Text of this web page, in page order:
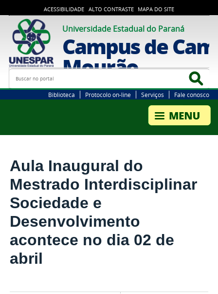
ACESSIBILIDADE ALTO CONTRASTE MAPA DO SITE
Universidade Estadual do Paraná
Campus de
Mourão
Busca
Biblioteca Protocolo on-line Serviços Fale conosco
Aula Inaugural do
Mestrado Interdisciplinar
Sociedade e
Desenvolvimento
acontece no dia 02 de
abril